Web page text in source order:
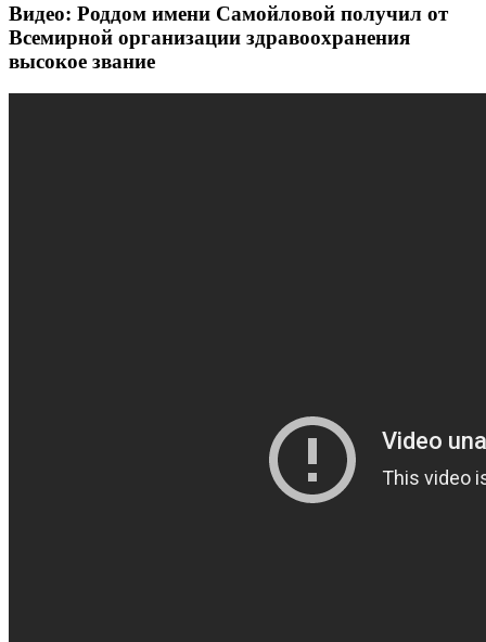
Видео: Роддом имени Самойловой получил от
Всемирной организации здравоохранения
высокое звание